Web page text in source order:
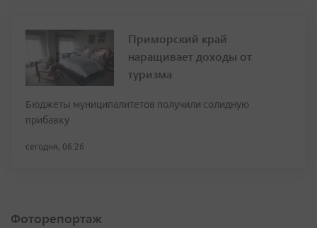
Приморский край
наращивает доходы от
туризма
Бюджеты муниципалитетов получили солидную
прибавку
сегодня, 06:26
Фоторепортаж